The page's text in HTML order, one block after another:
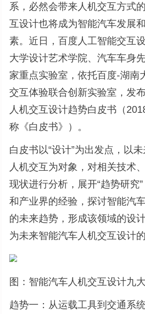
系，必然会带来人机交互方式
互设计也将成为智能汽车发展
素。近日，百度人工智能交互
大学设计艺术学院、汽车车身
家重点实验室，依托百度-湖南
交互体验联合创新实验室，发
人机交互设计趋势白皮书（
称《白皮书》）。
白皮书以“设计”为出发点，以
人机交互为对象，对相关技术
现状进行分析，展开“趋势研究
和产业界的经验，探讨智能汽
的未来趋势，形成该领域的设
为未来智能汽车人机交互设计
图：智能汽车人机交互设计九
趋势一：从运载工具到交通系